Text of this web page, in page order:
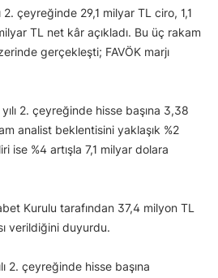
2. çeyreğinde 29,1 milyar TL ciro, 1,1
TL net kâr açıkladı. Bu üç rakam
gerçekleşti; FAVÖK marjı
2. çeyreğinde hisse başına 3,38
analist beklentisini yaklaşık %2
ise %4 artışla 7,1 milyar dolara
Kurulu tarafından 37,4 milyon TL
verildiğini duyurdu.
2. çeyreğinde hisse başına